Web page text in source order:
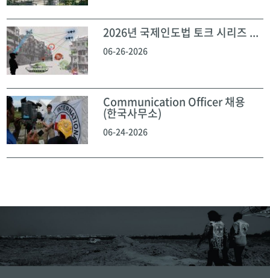
2026년 국제인도법 토크 시리즈 ...
06-26-2026
Communication Officer 채용
(한국사무소)
06-24-2026